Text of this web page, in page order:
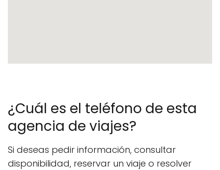
¿Cuál es el teléfono de esta
agencia de viajes?
Si deseas pedir información, consultar
disponibilidad, reservar un viaje o resolver